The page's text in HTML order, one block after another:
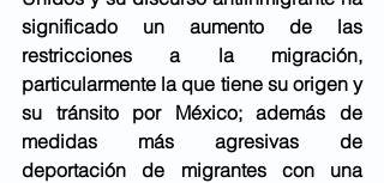
significado un aumento de las
restricciones a la migración,
particularmente la que tiene su origen y
su tránsito por México; además de
medidas más agresivas de
deportación de migrantes con una